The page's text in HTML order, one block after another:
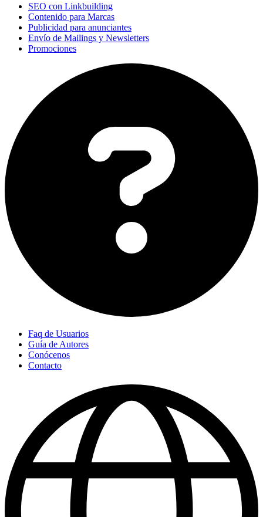
SEO con Linkbuilding
Contenido para Marcas
Publicidad para anunciantes
Envío de Mailings y Newsletters
Promociones
Faq de Usuarios
Guía de Autores
Conócenos
Contacto